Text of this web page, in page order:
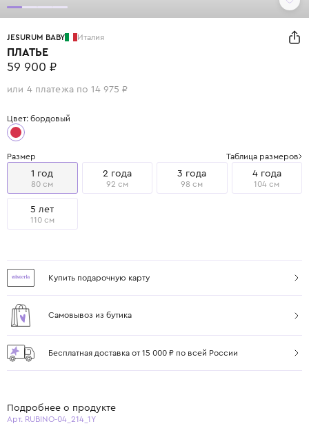
JESURUM BABY Италия
ПЛАТЬЕ
59 900 ₽
или 4 платежа по 14 975 ₽
Цвет: бордовый
Размер Таблица размеров
1 год
80 см
2 года
92 см
3 года
98 см
4 года
104 см
5 лет
110 см
Купить подарочную карту
Самовывоз из бутика
Бесплатная доставка от 15 000 ₽ по всей России
Подробнее о продукте
Арт. RUBINO-04_214_1Y